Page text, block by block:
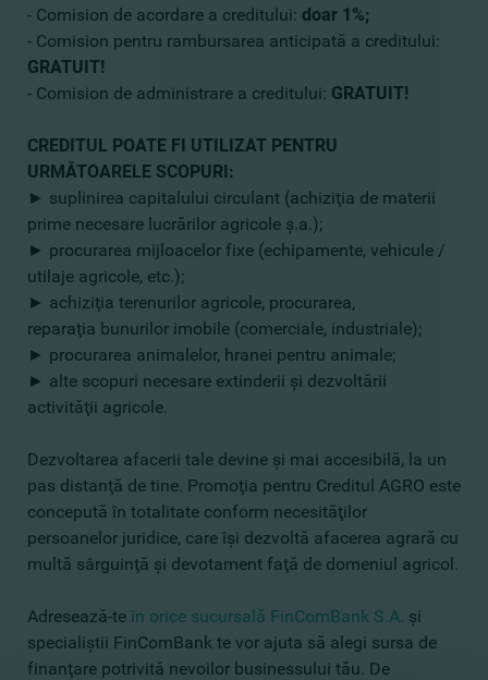
- Comision de acordare a creditului: doar 1%;
- Comision pentru rambursarea anticipată a creditului:
GRATUIT!
- Comision de administrare a creditului: GRATUIT!
CREDITUL POATE FI UTILIZAT PENTRU
URMĂTOARELE SCOPURI:
► suplinirea capitalului circulant (achiziţia de materii
prime necesare lucrărilor agricole ş.a.);
► procurarea mijloacelor fixe (echipamente, vehicule /
utilaje agricole, etc.);
► achiziţia terenurilor agricole, procurarea,
reparaţia bunurilor imobile (comerciale, industriale);
► procurarea animalelor, hranei pentru animale;
► alte scopuri necesare extinderii şi dezvoltării
activităţii agricole.
Dezvoltarea afacerii tale devine şi mai accesibilă, la un
pas distanţă de tine. Promoţia pentru Creditul AGRO este
concepută în totalitate conform necesităţilor
persoanelor juridice, care îşi dezvoltă afacerea agrară cu
multă sârguinţă şi devotament faţă de domeniul agricol.
Adresează-te în orice sucursală FinComBank S.A. şi
specialiştii FinComBank te vor ajuta să alegi sursa de
finanţare potrivită nevoilor businessului tău. De